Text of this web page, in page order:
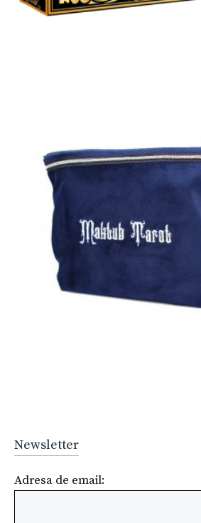
Newsletter
Adresa de email: